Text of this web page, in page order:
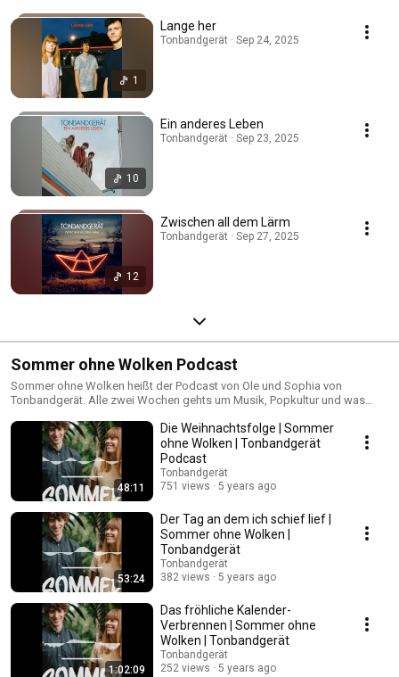
1
Lange her
Tonbandgerät · Sep 24, 2025
10
Ein anderes Leben
Tonbandgerät · Sep 23, 2025
12
Zwischen all dem Lärm
Tonbandgerät · Sep 27, 2025
Sommer ohne Wolken Podcast
Sommer ohne Wolken heißt der Podcast von Ole und Sophia von
Tonbandgerät. Alle zwei Wochen gehts um Musik, Popkultur und was
48:11
Die Weihnachtsfolge | Sommer
ohne Wolken | Tonbandgerät
Podcast
Tonbandgerät
751 views
5 years ago
53:24
Der Tag an dem ich schief lief |
Sommer ohne Wolken |
Tonbandgerät
Tonbandgerät
382 views
5 years ago
1:02:09
Das fröhliche Kalender-
Verbrennen | Sommer ohne
Wolken | Tonbandgerät
Tonbandgerät
252 views
5 years ago